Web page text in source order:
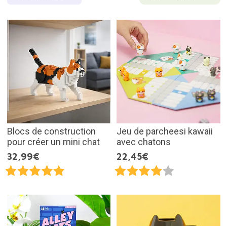
Blocs de construction
pour créer un mini chat
32,99€
Jeu de parcheesi kawaii
avec chatons
22,45€